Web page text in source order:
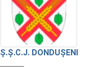
Ș.Ș.C.J. DONDUȘENI